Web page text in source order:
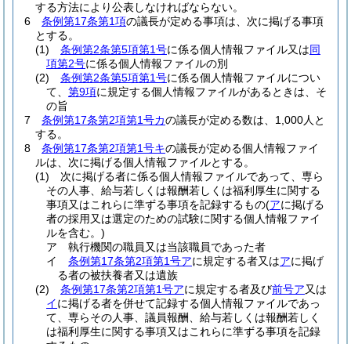
する方法により公表しなければならない。
6
条例第17条第1項の議長が定める事項は、次に掲げる事項
とする。
(1)
条例第2条第5項第1号に係る個人情報ファイル又は同
項第2号に係る個人情報ファイルの別
(2)
条例第2条第5項第1号に係る個人情報ファイルについ
て、 第9項に規定する個人情報ファイルがあるときは、そ
の旨
7
条例第17条第2項第1号カの議長が定める数は、1,000人と
する。
8
条例第17条第2項第1号キの議長が定める個人情報ファイ
ルは、次に掲げる個人情報ファイルとする。
(1)
次に掲げる者に係る個人情報ファイルであって、専ら
その人事、給与若しくは報酬若しくは福利厚生に関する
事項又はこれらに準ずる事項を記録するもの(アに掲げる
者の採用又は選定のための試験に関する個人情報ファイ
ルを含む。)
ア
執行機関の職員又は当該職員であった者
イ
条例第17条第2項第1号アに規定する者又はアに掲げ
る者の被扶養者又は遺族
(2)
条例第17条第2項第1号アに規定する者及び前号ア又は
イに掲げる者を併せて記録する個人情報ファイルであっ
て、専らその人事、議員報酬、給与若しくは報酬若しく
は福利厚生に関する事項又はこれらに準ずる事項を記録